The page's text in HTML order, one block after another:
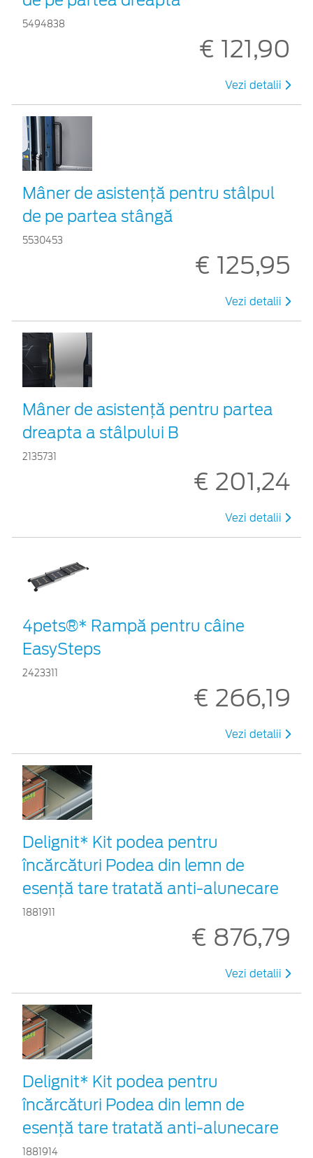
5494838
€ 121,90
Vezi detalii
Mâner de asistență pentru stâlpul
de pe partea stângă
5530453
€ 125,95
Vezi detalii
Mâner de asistență pentru partea
dreapta a stâlpului B
2135731
€ 201,24
Vezi detalii
4pets®* Rampă pentru câine
EasySteps
2423311
€ 266,19
Vezi detalii
Delignit* Kit podea pentru
încărcături Podea din lemn de
esență tare tratată anti-alunecare
1881911
€ 876,79
Vezi detalii
Delignit* Kit podea pentru
încărcături Podea din lemn de
esență tare tratată anti-alunecare
1881914